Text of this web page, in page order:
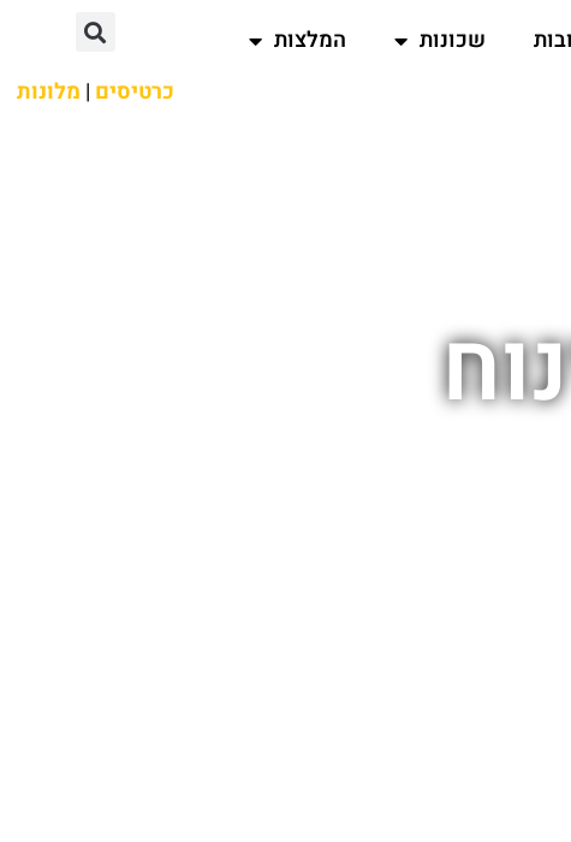
שכונות
המלצות
כרטיסים | מלונות